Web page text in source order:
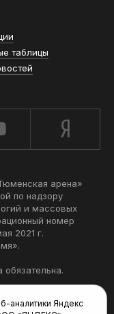
таблицы
арена»
по надзору
и массовых
номер
2021 г.
аналитики Яндекс